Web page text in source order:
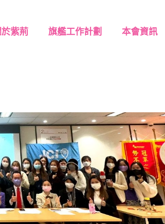
於紫荊 旗艦工作計劃 本會資訊